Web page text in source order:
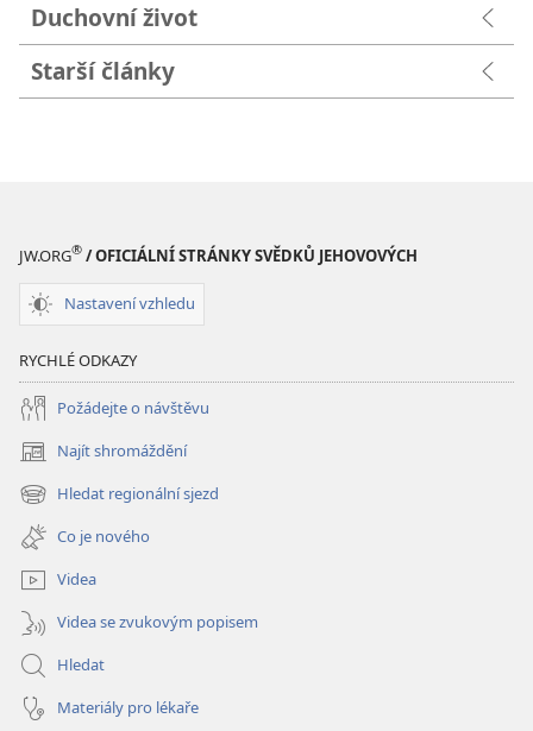
Duchovní život
Starší články
JW.ORG® / OFICIÁLNÍ STRÁNKY SVĚDKŮ JEHOVOVÝCH
Nastavení vzhledu
RYCHLÉ ODKAZY
Požádejte o návštěvu
Najít shromáždění
(otevřeno
nové
okno)
Hledat regionální sjezd
(otevřeno
nové
okno)
Co je nového
Videa
Videa se zvukovým popisem
Hledat
Materiály pro lékaře